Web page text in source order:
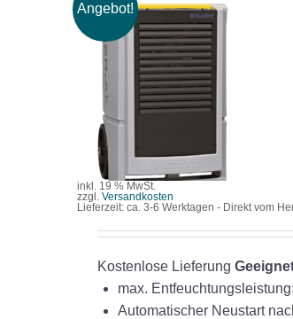
Angebot!
IN DEN WARENKORB
/
DETAILS
inkl. 19 % MwSt.
zzgl. Versandkosten
Lieferzeit: ca. 3-6 Werktagen - Direkt vom
Kostenlose Lieferung
max.
Automatischer Neustart